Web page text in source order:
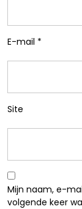
E-mail *
Site
Mijn naam, e-
volgende keer